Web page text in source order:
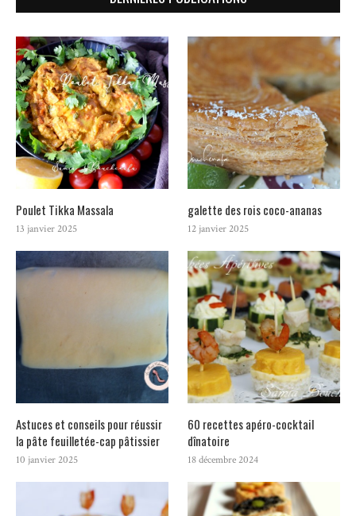
Poulet Tikka Massala
13 janvier 2025
galette des rois coco-ananas
12 janvier 2025
Astuces et conseils pour réussir
la pâte feuilletée-cap pâtissier
10 janvier 2025
60 recettes apéro-cocktail
dînatoire
18 décembre 2024